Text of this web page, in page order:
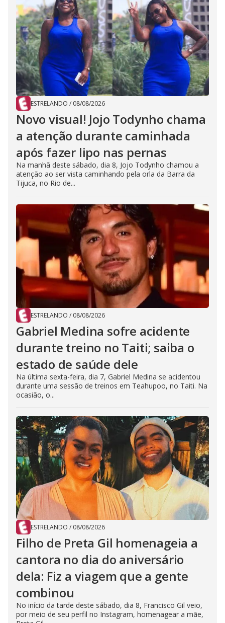
ESTRELANDO / 08/08/2026
Novo visual! Jojo Todynho chama
a atenção durante caminhada
após fazer lipo nas pernas
Na manhã deste sábado, dia 8, Jojo Todynho chamou a
atenção ao ser vista caminhando pela orla da Barra da
Tijuca, no Rio de...
ESTRELANDO / 08/08/2026
Gabriel Medina sofre acidente
durante treino no Taiti; saiba o
estado de saúde dele
Na última sexta-feira, dia 7, Gabriel Medina se acidentou
durante uma sessão de treinos em Teahupoo, no Taiti. Na
ocasião, o...
ESTRELANDO / 08/08/2026
Filho de Preta Gil homenageia a
cantora no dia do aniversário
dela: Fiz a viagem que a gente
combinou
No início da tarde deste sábado, dia 8, Francisco Gil veio,
por meio de seu perfil no Instagram, homenagear a mãe,